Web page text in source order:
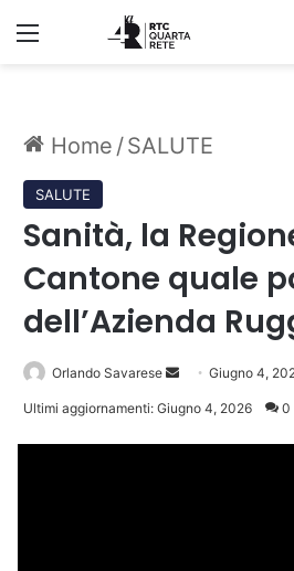
Menu
Home /SALUTE
SALUTE
Sanità, la
Cantone quale
dell’Azienda
Orlando Savarese
Invia Giugno 4,
Ultimi aggiornamenti: Giugno 4, 2026 0